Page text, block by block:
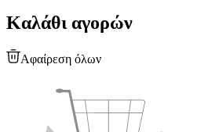
Καλάθι αγορών
Αφαίρεση όλων